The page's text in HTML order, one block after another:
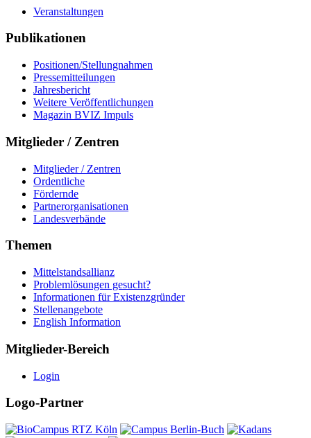
Veranstaltungen
Publikationen
Positionen/Stellungnahmen
Pressemitteilungen
Jahresbericht
Weitere Veröffentlichungen
Magazin BVIZ Impuls
Mitglieder / Zentren
Mitglieder / Zentren
Ordentliche
Fördernde
Partnerorganisationen
Landesverbände
Themen
Mittelstandsallianz
Problemlösungen gesucht?
Informationen für Existenzgründer
Stellenangebote
English Information
Mitglieder-Bereich
Login
Logo-Partner